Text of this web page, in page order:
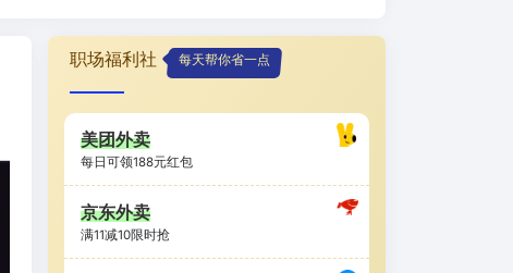
职场福利社 每天帮你省一点
美团外卖
每日可领188元红包
京东外卖
满11减10限时抢